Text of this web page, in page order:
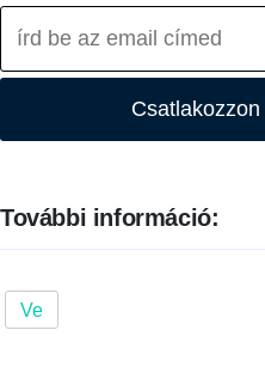
További információ:
Ve